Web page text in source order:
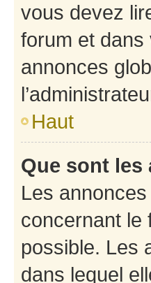
vous devez
forum et dans
annonces
Haut
Que sont les
Les
concernant le
possible. Les
dans lequel